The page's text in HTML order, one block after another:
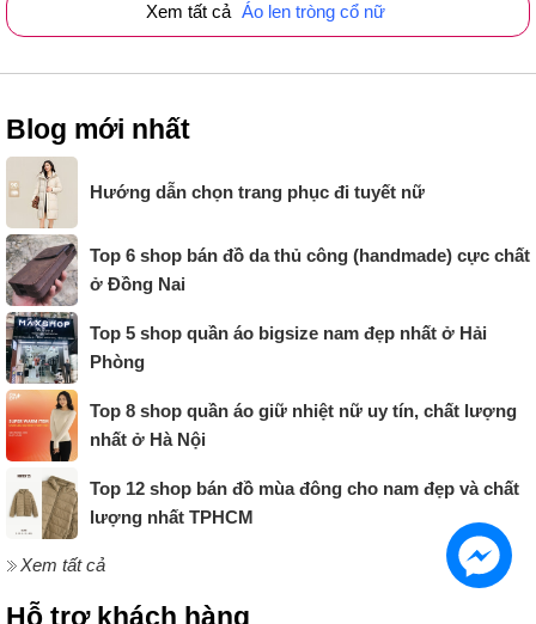
Xem tất cả Áo len tròng cổ nữ
Blog mới nhất
Hướng dẫn chọn trang phục đi tuyết nữ
Top 6 shop bán đồ da thủ công (handmade) cực chất
ở Đồng Nai
Top 5 shop quần áo bigsize nam đẹp nhất ở Hải
Phòng
Top 8 shop quần áo giữ nhiệt nữ uy tín, chất lượng
nhất ở Hà Nội
Top 12 shop bán đồ mùa đông cho nam đẹp và chất
lượng nhất TPHCM
Xem tất cả
Hỗ trợ khách hàng